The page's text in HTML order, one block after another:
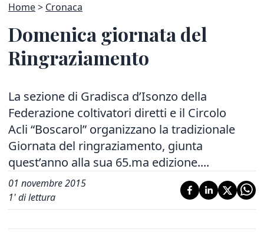
Home Cronaca
Domenica giornata del
Ringraziamento
La sezione di Gradisca d’Isonzo della
Federazione coltivatori diretti e il Circolo
Acli “Boscarol” organizzano la tradizionale
Giornata del ringraziamento, giunta
quest’anno alla sua 65.ma edizione....
01 novembre 2015
1' di lettura